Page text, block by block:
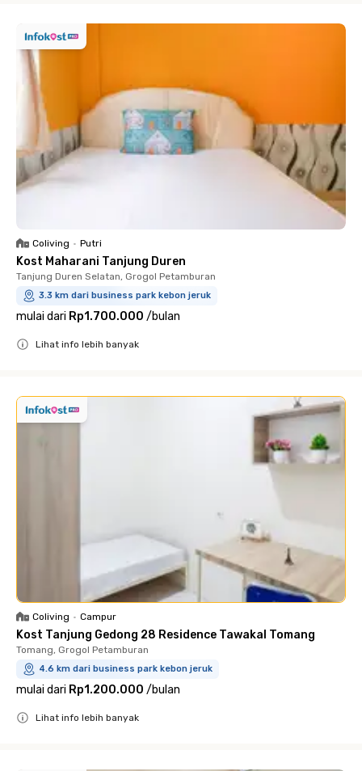
Coliving • Putri
Kost Maharani Tanjung Duren
Tanjung Duren Selatan, Grogol Petamburan
3.3 km dari business park kebon jeruk
mulai dari Rp1.700.000 /bulan
Lihat info lebih banyak
Coliving • Campur
Kost Tanjung Gedong 28 Residence Tawakal Tomang
Tomang, Grogol Petamburan
4.6 km dari business park kebon jeruk
mulai dari Rp1.200.000 /bulan
Lihat info lebih banyak